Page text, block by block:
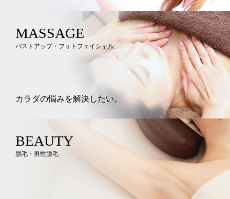
MASSAGE
バストアップ・フォトフェイシャル
カラダの悩みを解決したい。
BEAUTY
脱毛・男性脱毛